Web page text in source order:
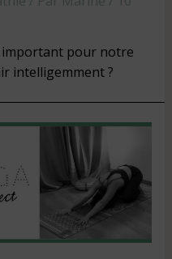
important pour notre
intelligemment ?